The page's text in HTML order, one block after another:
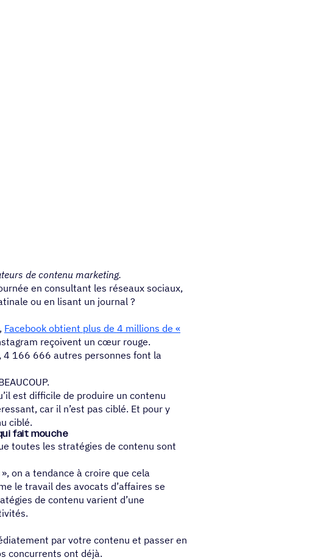
de contenu marketing.
en consultant les réseaux sociaux,
ou en lisant un journal ?
Facebook obtient plus de 4 millions de «
reçoivent un cœur rouge.
4 166 666 autres personnes font la
est difficile de produire un contenu
car il n’est pas ciblé. Et pour y
ciblé.
fait mouche
toutes les stratégies de contenu sont
on a tendance à croire que cela
le travail des avocats d’affaires se
de contenu varient d’une
par votre contenu et passer en
concurrents ont déjà.